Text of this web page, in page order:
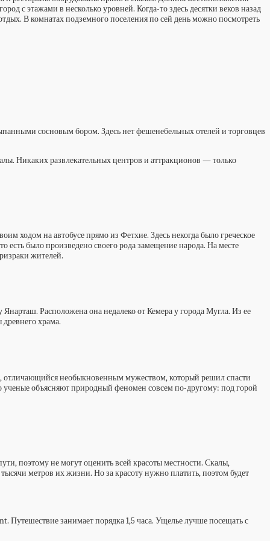
с этажами в несколько уровней. Когда-то здесь десятки веков назад
В комнатах подземного поселения по сей день можно посмотреть
сосновым бором. Здесь нет фешенебельных отелей и торговцев
Никаких развлекательных центров и аттракционов — только
ходом на автобусе прямо из Фетхие. Здесь некогда было греческое
есть было произведено своего рода замещение народа. На месте
жителей.
Расположена она недалеко от Кемера у города Мугла. Из ее
храма.
отличающийся необыкновенным мужеством, который решил спасти
объясняют природный феномен совсем по-другому: под горой
поэтому не могут оценить всей красоты местности. Скалы,
метров их жизни. Но за красоту нужно платить, поэтом будет
Путешествие занимает порядка 1,5 часа. Ущелье лучше посещать с